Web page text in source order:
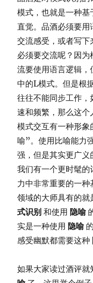
模式，也就是一种
直觉。品酒必须要
交流感受，或者写
必须要交流呢？因
流要使用语言逻辑
中的L模式。但是根
往往不能同步工作
速和频繁，那么这
模式交互有一种形
喻”。使用比喻能力
强，但是其实更广
我们有一个更时髦
力中非常重要的一
领域的大师具有的
式识别 和使用隐喻
实是一种使用隐喻
感受幽默都需要这种
如果大家读过酒评